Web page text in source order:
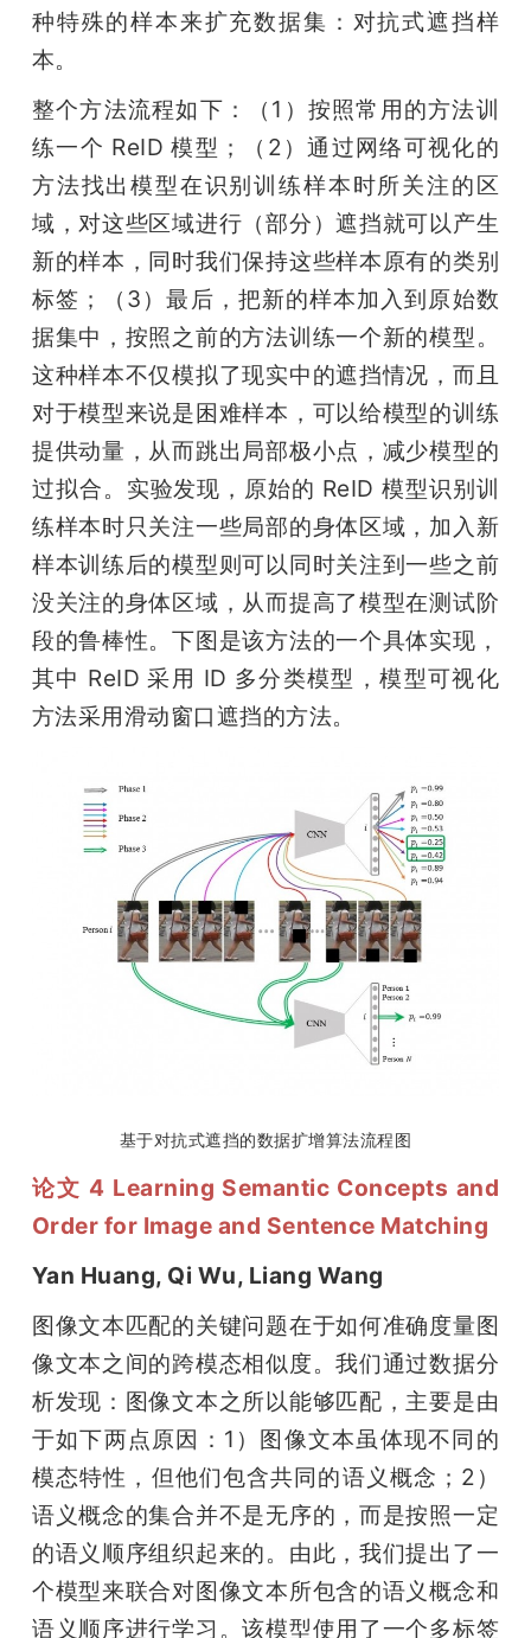
种特殊的样本来扩充数据集：对抗式遮挡样
本。
整个方法流程如下：（1）按照常用的方法训
练一个 ReID 模型；（2）通过网络可视化的
方法找出模型在识别训练样本时所关注的区
域，对这些区域进行（部分）遮挡就可以产生
新的样本，同时我们保持这些样本原有的类别
标签；（3）最后，把新的样本加入到原始数
据集中，按照之前的方法训练一个新的模型。
这种样本不仅模拟了现实中的遮挡情况，而且
对于模型来说是困难样本，可以给模型的训练
提供动量，从而跳出局部极小点，减少模型的
过拟合。实验发现，原始的 ReID 模型识别训
练样本时只关注一些局部的身体区域，加入新
样本训练后的模型则可以同时关注到一些之前
没关注的身体区域，从而提高了模型在测试阶
段的鲁棒性。下图是该方法的一个具体实现，
其中 ReID 采用 ID 多分类模型，模型可视化
方法采用滑动窗口遮挡的方法。
基于对抗式遮挡的数据扩增算法流程图
论文 4 Learning Semantic Concepts and
Order for Image and Sentence Matching
Yan Huang, Qi Wu, Liang Wang
图像文本匹配的关键问题在于如何准确度量图
像文本之间的跨模态相似度。我们通过数据分
析发现：图像文本之所以能够匹配，主要是由
于如下两点原因：1）图像文本虽体现不同的
模态特性，但他们包含共同的语义概念；2）
语义概念的集合并不是无序的，而是按照一定
的语义顺序组织起来的。由此，我们提出了一
个模型来联合对图像文本所包含的语义概念和
语义顺序进行学习。该模型使用了一个多标签